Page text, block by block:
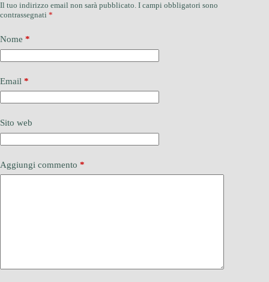
Il tuo indirizzo email non sarà pubblicato. I campi obbligatori sono
contrassegnati *
Nome *
Email *
Sito web
Aggiungi commento *